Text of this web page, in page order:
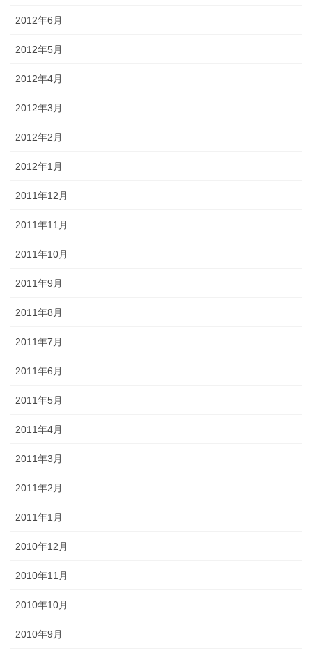
2012年6月
2012年5月
2012年4月
2012年3月
2012年2月
2012年1月
2011年12月
2011年11月
2011年10月
2011年9月
2011年8月
2011年7月
2011年6月
2011年5月
2011年4月
2011年3月
2011年2月
2011年1月
2010年12月
2010年11月
2010年10月
2010年9月